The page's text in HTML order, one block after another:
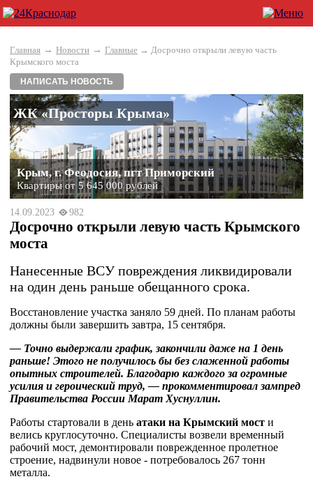
Главная → Новости → Главные → Досрочно открыли левую часть
Крымского моста
НАПИСАТЬ НОВОСТЬ
ЖК «Просторы Крыма»
Крым, г. Феодосия, пгт Приморский
Квартиры от 5 645 000 рублей
14.09.2023 982
Досрочно открыли левую часть Крымского
моста
Нанесенные ВСУ повреждения ликвидировали
на один день раньше обещанного срока.
Восстановление участка заняло 59 дней. По планам работы
должны были завершить завтра, 15 сентября.
— Точно выдержали график, закончили даже на 1 день
раньше! Этого не получилось бы без слаженной работы
опытных строителей. Благодарю каждого за огромные
усилия и героический труд, — прокомментировал зампред
Правительства России Марат Хуснуллин.
Работы стартовали в день атаки на Крымский мост и
велись круглосуточно. Специалисты возвели временный
рабочий мост, демонтировали поврежденное пролетное
строение, надвинули новое - потребовалось 267 тонн
металла.